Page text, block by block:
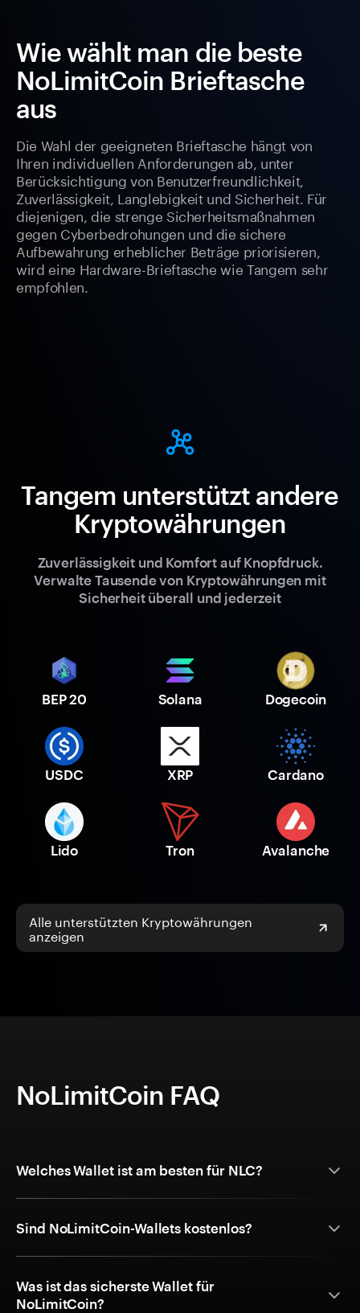
Wie wählt man die beste
NoLimitCoin Brieftasche
aus
Die Wahl der geeigneten Brieftasche hängt von
Ihren individuellen Anforderungen ab, unter
Berücksichtigung von Benutzerfreundlichkeit,
Zuverlässigkeit, Langlebigkeit und Sicherheit. Für
diejenigen, die strenge Sicherheitsmaßnahmen
gegen Cyberbedrohungen und die sichere
Aufbewahrung erheblicher Beträge priorisieren,
wird eine Hardware-Brieftasche wie Tangem sehr
empfohlen.
Tangem unterstützt andere
Kryptowährungen
Zuverlässigkeit und Komfort auf Knopfdruck.
Verwalte Tausende von Kryptowährungen mit
Sicherheit überall und jederzeit
BEP 20 Solana Dogecoin
USDC XRP Cardano
Lido Tron Avalanche
Alle unterstützten Kryptowährungen
anzeigen
NoLimitCoin FAQ
Welches Wallet ist am besten für NLC?
Sind NoLimitCoin-Wallets kostenlos?
Was ist das sicherste Wallet für
NoLimitCoin?